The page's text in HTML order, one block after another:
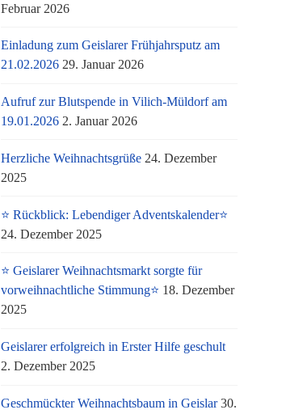
Februar 2026
Einladung zum Geislarer Frühjahrsputz am
21.02.2026 29. Januar 2026
Aufruf zur Blutspende in Vilich-Müldorf am
19.01.2026 2. Januar 2026
Herzliche Weihnachtsgrüße 24. Dezember
2025
⭐ Rückblick: Lebendiger Adventskalender⭐
24. Dezember 2025
⭐ Geislarer Weihnachtsmarkt sorgte für
vorweihnachtliche Stimmung⭐ 18. Dezember
2025
Geislarer erfolgreich in Erster Hilfe geschult
2. Dezember 2025
Geschmückter Weihnachtsbaum in Geislar 30.